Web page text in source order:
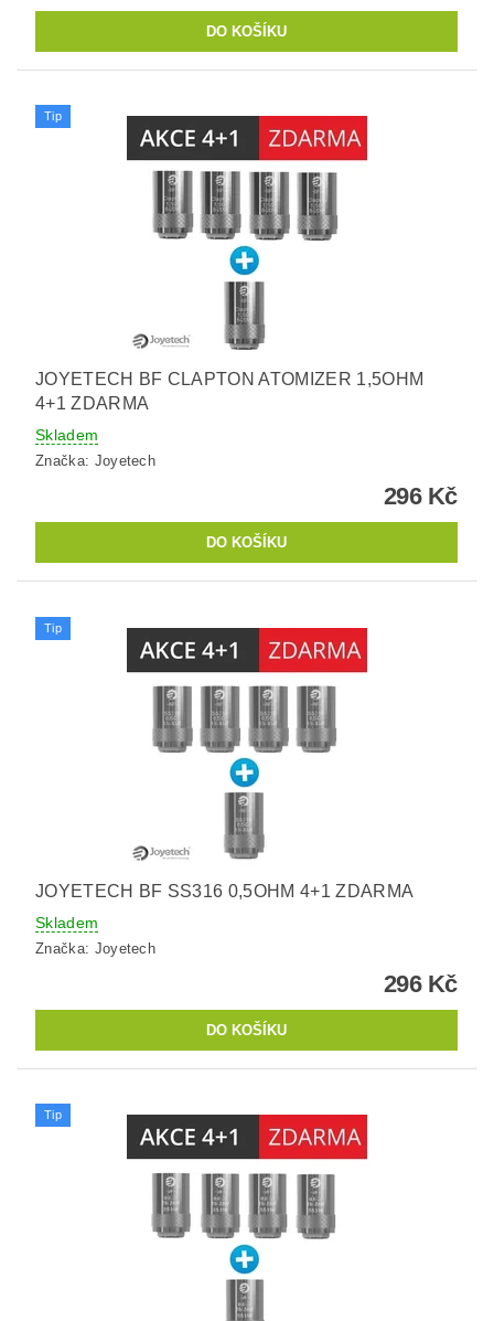
Tip
JOYETECH BF CLAPTON ATOMIZER 1,5OHM
4+1 ZDARMA
Skladem
Značka: Joyetech
296 Kč
Tip
JOYETECH BF SS316 0,5OHM 4+1 ZDARMA
Skladem
Značka: Joyetech
296 Kč
Tip